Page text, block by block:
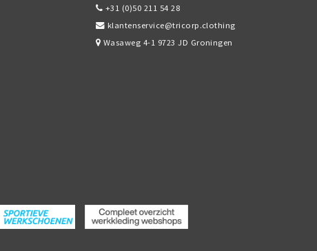
+31 (0)50 211 54 28
klantenservice@tricorp.clothing
Wasaweg 4-1 9723 JD Groningen